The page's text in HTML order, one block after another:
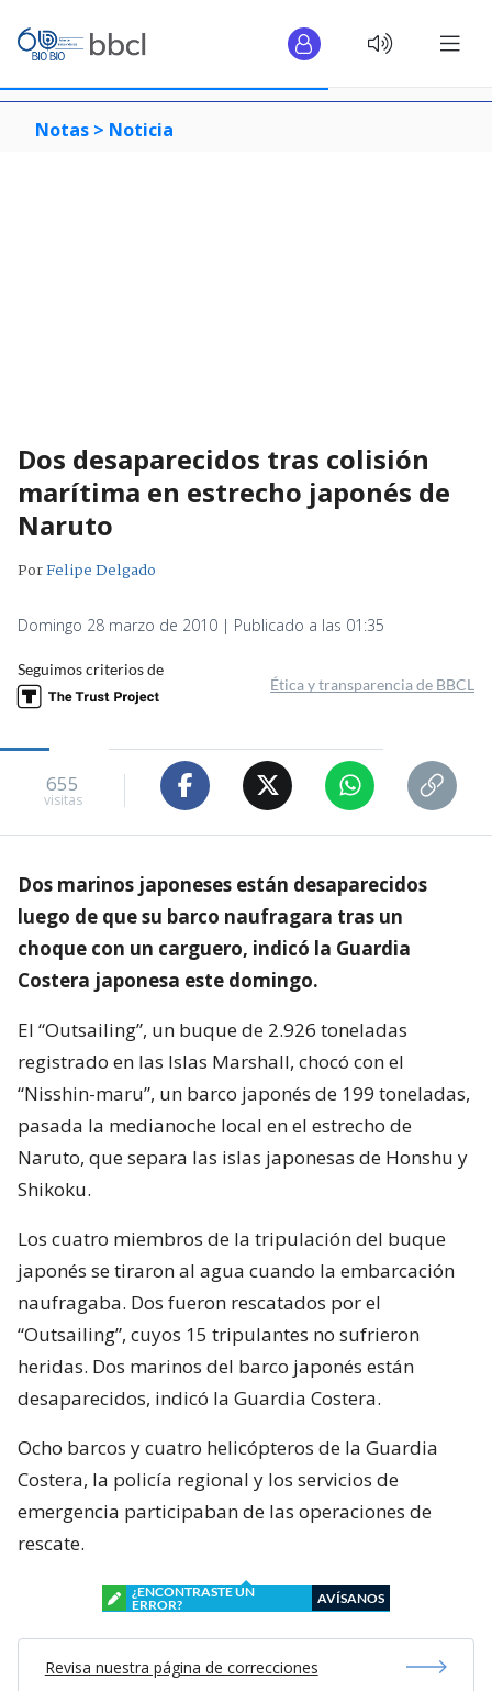
Notas > Noticia
Dos desaparecidos tras colisión
marítima en estrecho japonés de
Naruto
PorFelipe Delgado
Domingo 28 marzo de 2010 | Publicado a las 01:35
Seguimos criterios de
Ética y transparencia de BBCL
655
visitas
Dos marinos japoneses están desaparecidos
luego de que su barco naufragara tras un
choque con un carguero, indicó la Guardia
Costera japonesa este domingo.
El “Outsailing”, un buque de 2.926 toneladas
registrado en las Islas Marshall, chocó con el
“Nisshin-maru”, un barco japonés de 199 toneladas,
pasada la medianoche local en el estrecho de
Naruto, que separa las islas japonesas de Honshu y
Shikoku.
Los cuatro miembros de la tripulación del buque
japonés se tiraron al agua cuando la embarcación
naufragaba. Dos fueron rescatados por el
“Outsailing”, cuyos 15 tripulantes no sufrieron
heridas. Dos marinos del barco japonés están
desaparecidos, indicó la Guardia Costera.
Ocho barcos y cuatro helicópteros de la Guardia
Costera, la policía regional y los servicios de
emergencia participaban de las operaciones de
rescate.
¿ENCONTRASTE UN
ERROR?
AVÍSANOS
Revisa nuestra página de correcciones